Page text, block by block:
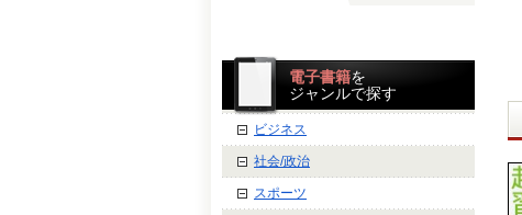
電子書籍を
ジャンルで探す
ビジネス
社会/政治
スポーツ